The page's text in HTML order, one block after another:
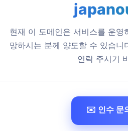
현재 이 도메인은 서비스를 운영
망하시는 분께 양도할 수 있습니
연락 주시기
✉️ 인수 문